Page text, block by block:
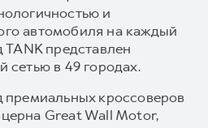
и
автомобиля на каждый
представлен
сетью в 49 городах.
премиальных кроссоверов
Great Wall Motor,